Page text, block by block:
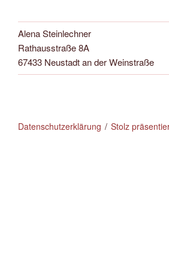
Alena Steinlechner
Rathausstraße 8A
67433 Neustadt an der Weinstraße
Datenschutzerklärung Stolz